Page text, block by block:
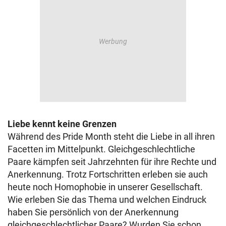
Liebe kennt keine Grenzen
Während des Pride Month steht die Liebe in all ihren
Facetten im Mittelpunkt. Gleichgeschlechtliche
Paare kämpfen seit Jahrzehnten für ihre Rechte und
Anerkennung. Trotz Fortschritten erleben sie auch
heute noch Homophobie in unserer Gesellschaft.
Wie erleben Sie das Thema und welchen Eindruck
haben Sie persönlich von der Anerkennung